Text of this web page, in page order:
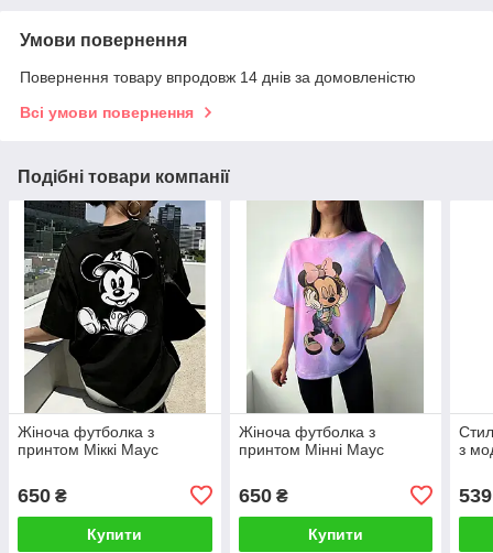
Умови повернення
Повернення товару впродовж 14 днів за домовленістю
Всі умови повернення
Подібні товари компанії
Жіноча футболка з
принтом Міккі Маус
650 ₴
Купити
Жіноча футболка з
принтом Мінні Маус
650₴
Купити
з
539